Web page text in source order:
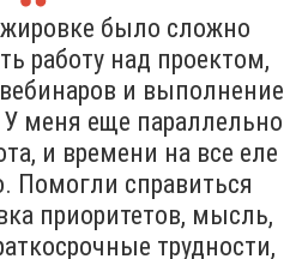
было сложно
работу над проектом,
и выполнение
меня еще параллельно
и времени на все еле
Помогли справиться
приоритетов, мысль,
трудности,